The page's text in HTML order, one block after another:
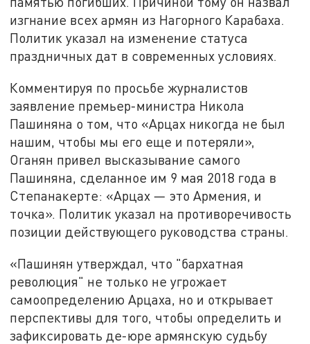
изгнание всех армян из Нагорного Карабаха.
Политик указал на изменение статуса
праздничных дат в современных условиях.
Комментируя по просьбе журналистов
заявление премьер-министра Никола
Пашиняна о том, что «Арцах никогда не был
нашим, чтобы мы его еще и потеряли»,
Оганян привел высказывание самого
Пашиняна, сделанное им 9 мая 2018 года в
Степанакерте: «Арцах — это Армения, и
точка». Политик указал на противоречивость
позиции действующего руководства страны.
«Пашинян утверждал, что "бархатная
революция" не только не угрожает
самоопределению Арцаха, но и открывает
перспективы для того, чтобы определить и
зафиксировать де-юре армянскую судьбу